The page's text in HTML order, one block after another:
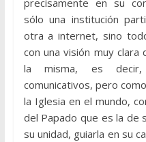
sólo una institución
otra a internet, sino
con una visión muy
la misma, es decir,
comunicativos, pero
la Iglesia en el mundo,
del Papado que es la de
su unidad, guiarla en su